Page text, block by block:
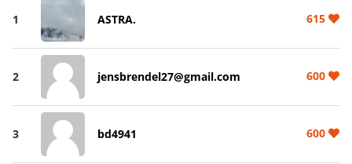
1 ASTRA. 615
2 jensbrendel27@gmail.com 600
3 bd4941 600